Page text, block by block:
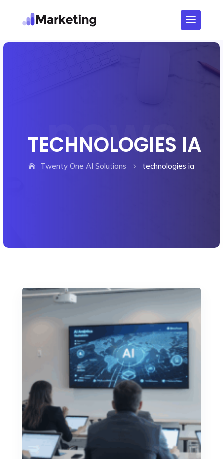
TECHNOLOGIES IA
Twenty One AI Solutions 5 technologies ia